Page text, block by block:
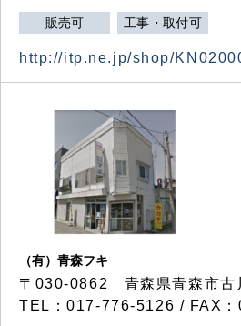
販売可 工事・取付可
http://itp.ne.jp/shop/
（有）青森フキ
〒030-0862 青森県青森市古
TEL：017-776-5126 / FAX